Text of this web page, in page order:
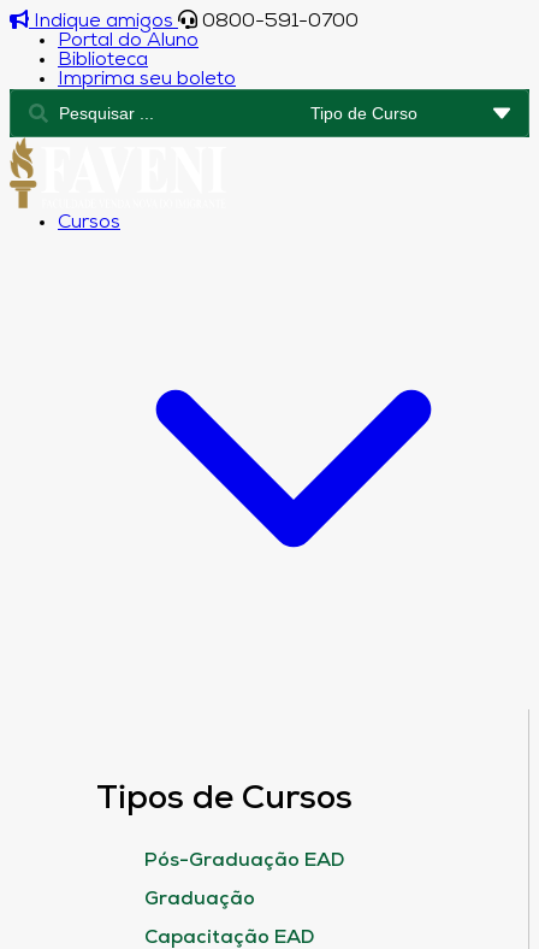
Indique amigos
0800-591-0700
Portal do Aluno
Biblioteca
Imprima seu boleto
Cursos
Tipos de Cursos
Pós-Graduação EAD
Graduação
Capacitação EAD